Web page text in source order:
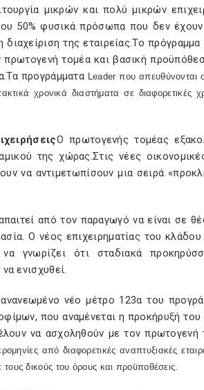
μικρών και πολύ μικρών
50% φυσικά πρόσωπα που δεν
διαχείριση της εταιρείας.Το
τομέα και βασική
προγράμματα Leader που απευθύνονται
χρονικά διαστήματα σε διαφορετικές
Ο πρωτογενής τομέας
της χώρας.Στις νέες
να αντιμετωπίσουν μια σειρά
από τον παραγωγό να είναι σε
Ο νέος επιχειρηματίας του
γνωρίζει ότι σταδιακά
ενισχυθεί.
νέο μέτρο 123α του
που αναμένεται η προκήρυξή
να ασχοληθούν με τον πρωτογενή
από διαφορετικές αναπτυξιακές
δικούς του όρους και προϋποθέσεις.